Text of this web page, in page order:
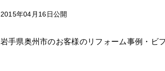
2015年04月16日公開
岩手県奥州市のお客様のリフォーム事例・ビ